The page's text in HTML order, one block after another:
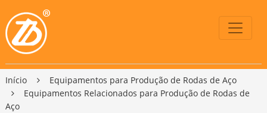
Início
Equipamentos para Produção de Rodas de Aço
Equipamentos Relacionados para Produção de Rodas de
Aço